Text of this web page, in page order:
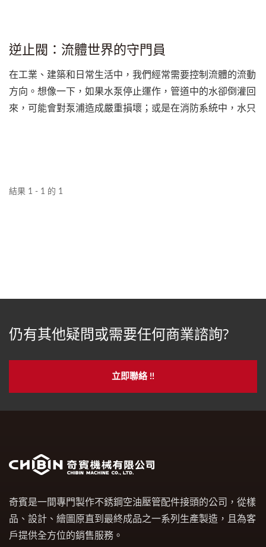
逆止閥：流體世界的守門員
在工業、建築和日常生活中，我們經常需要控制流體的流動
方向。想像一下，如果水泵停止運作，管道中的水卻倒灌回
來，可能會對泵浦造成嚴重損壞；或是在消防系統中，水只
結果 1 - 1 的 1
仍有其他疑問或需要任何商業諮詢?
立即聯絡 !!
奇賓是一間專門製作不銹鋼空油壓管配件接頭的公司，從樣
品、設計、繪圖原直到最終成品之一系列生產製造，且為客
戶提供全方位的銷售服務。